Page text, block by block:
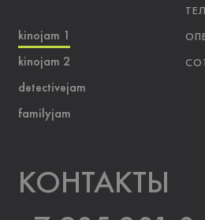
kinojam 1
kinojam 2
detectivejam
familyjam
KOНТАКТЫ